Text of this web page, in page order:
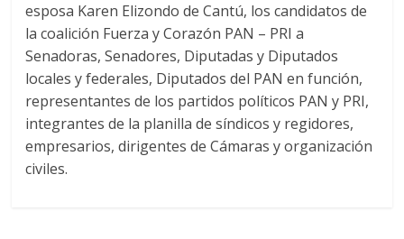
esposa Karen Elizondo de Cantú, los candidatos de
la coalición Fuerza y Corazón PAN – PRI a
Senadoras, Senadores, Diputadas y Diputados
locales y federales, Diputados del PAN en función,
representantes de los partidos políticos PAN y PRI,
integrantes de la planilla de síndicos y regidores,
empresarios, dirigentes de Cámaras y organización
civiles.